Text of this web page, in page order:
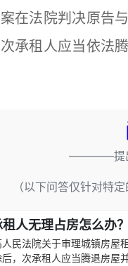
在法院判决原告
承租人应当依法
————提
（以下问答仅针对特
人无理占房怎么办？
民法院关于审理城镇房屋
，次承租人应当腾退房屋